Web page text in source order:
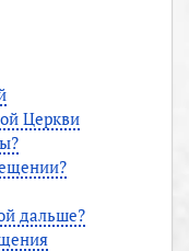
Церкви
дальше?